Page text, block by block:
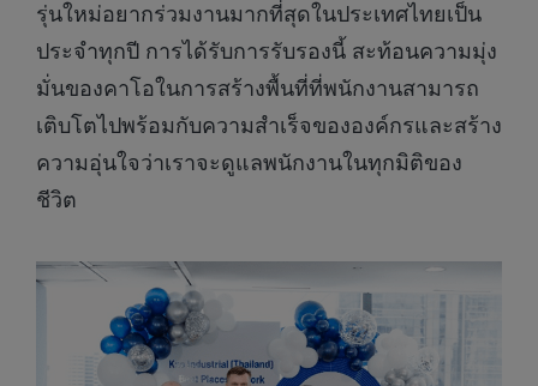
รุ่นใหม่อยากร่วมงานมากที่สุดในประเทศไทยเป็น
ประจำทุกปี การได้รับการรับรองนี้ สะท้อนความมุ่ง
มั่นของคาโอในการสร้างพื้นที่ที่พนักงานสามารถ
เติบโตไปพร้อมกับความสำเร็จขององค์กรและสร้าง
ความอุ่นใจว่าเราจะดูแลพนักงานในทุกมิติของ
ชีวิต